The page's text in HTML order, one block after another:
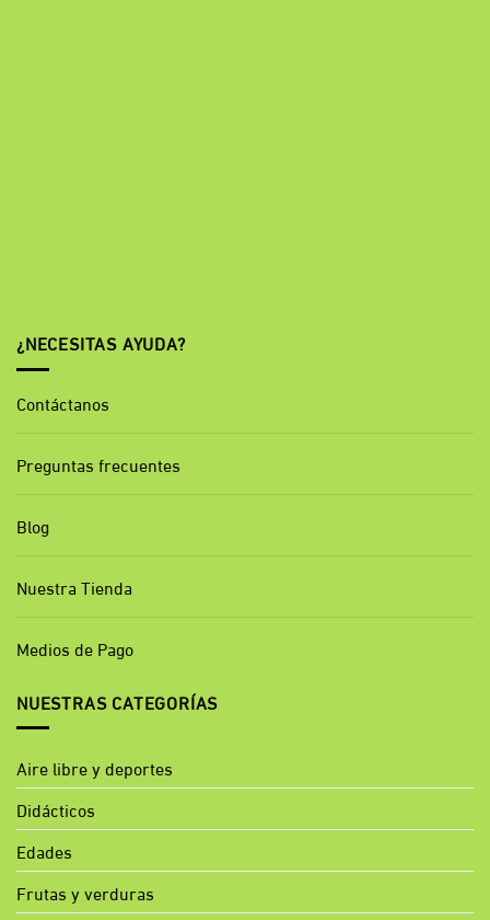
¿NECESITAS AYUDA?
Contáctanos
Preguntas frecuentes
Blog
Nuestra Tienda
Medios de Pago
NUESTRAS CATEGORÍAS
Aire libre y deportes
Didácticos
Edades
Frutas y verduras